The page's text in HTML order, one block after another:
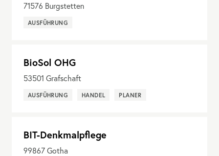
71576 Burgstetten
AUSFÜHRUNG
BioSol OHG
53501 Grafschaft
AUSFÜHRUNG HANDEL PLANER
BIT-Denkmalpflege
99867Gotha